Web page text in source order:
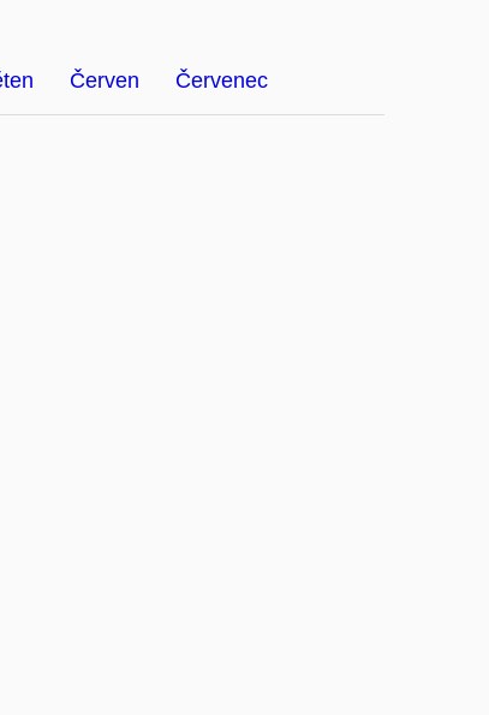
Červen Červenec